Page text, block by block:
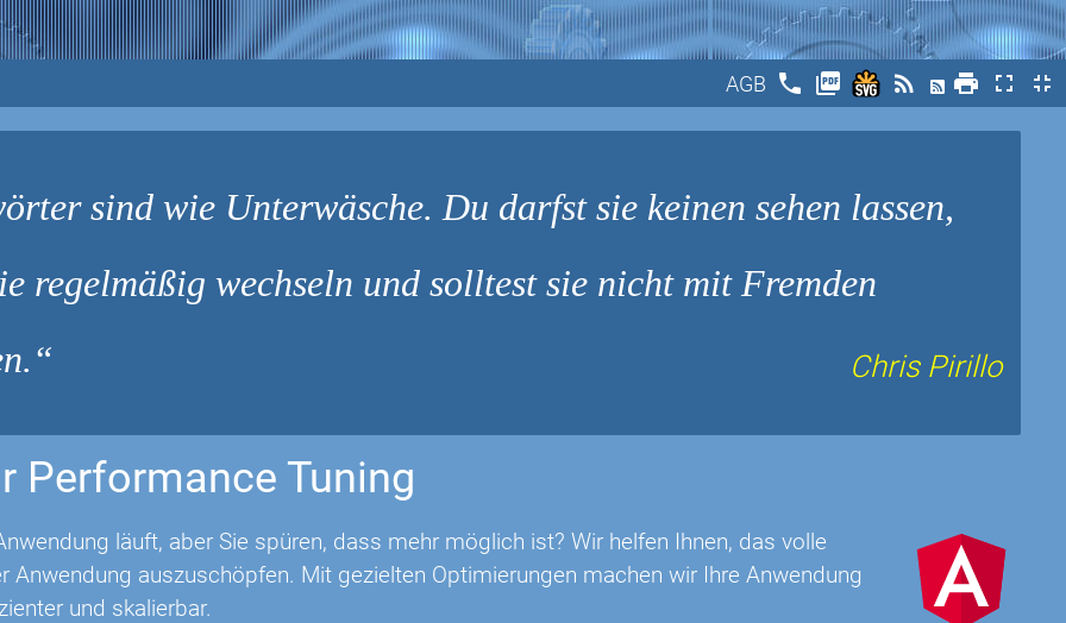
AGB phone picture_as_pdf rss_feed print fullscreen fullscreen_exit
sind wie Unterwäsche. Du darfst sie keinen sehen lassen,
regelmäßig wechseln und solltest sie nicht mit Fremden
Chris Pirillo
Performance Tuning
läuft, aber Sie spüren, dass mehr möglich ist? Wir helfen Ihnen, das volle
Anwendung auszuschöpfen. Mit gezielten Optimierungen machen wir Ihre Anwendung
und skalierbar.